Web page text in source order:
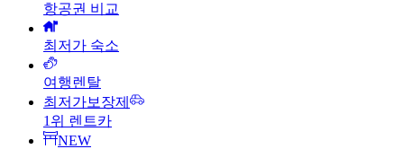
항공권 비교
최저가 숙소
여행렌탈
최저가보장제
1위 렌트카
NEW